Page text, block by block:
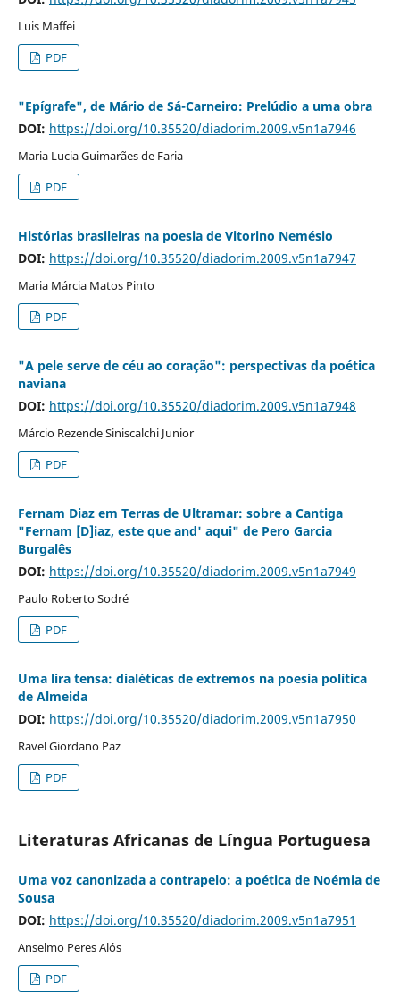
Luis Maffei
PDF
"Epígrafe", de Mário de Sá-Carneiro: Prelúdio a uma obra
DOI: https://doi.org/10.35520/diadorim.2009.v5n1a7946
Maria Lucia Guimarães de Faria
PDF
Histórias brasileiras na poesia de Vitorino Nemésio
DOI: https://doi.org/10.35520/diadorim.2009.v5n1a7947
Maria Márcia Matos Pinto
PDF
"A pele serve de céu ao coração": perspectivas da poética
naviana
DOI: https://doi.org/10.35520/diadorim.2009.v5n1a7948
Márcio Rezende Siniscalchi Junior
PDF
Fernam Diaz em Terras de Ultramar: sobre a Cantiga
"Fernam [D]iaz, este que and' aqui" de Pero Garcia
Burgalês
DOI: https://doi.org/10.35520/diadorim.2009.v5n1a7949
Paulo Roberto Sodré
PDF
Uma lira tensa: dialéticas de extremos na poesia política
de Almeida
DOI: https://doi.org/10.35520/diadorim.2009.v5n1a7950
Ravel Giordano Paz
PDF
Literaturas Africanas de Língua Portuguesa
Uma voz canonizada a contrapelo: a poética de Noémia de
Sousa
DOI: https://doi.org/10.35520/diadorim.2009.v5n1a7951
Anselmo Peres Alós
PDF